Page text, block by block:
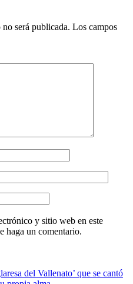
será publicada. Los campos
y sitio web en este
haga un comentario.